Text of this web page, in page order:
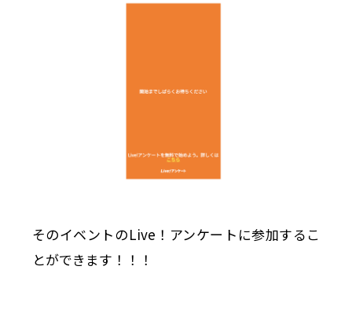
そのイベントのLive！アンケートに参加するこ
とができます！！！